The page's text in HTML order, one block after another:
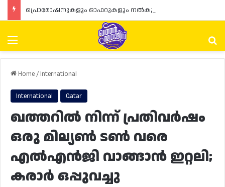
Menu
Home/ International
International Qatar
ഖത്തറിൽ നിന്ന് പ്രതിവർഷം
ഒരു മില്യൺ ടൺ വരെ
എൽഎൻജി വാങ്ങാൻ ഇറ്റലി;
കരാർ ഒപ്പുവച്ചു